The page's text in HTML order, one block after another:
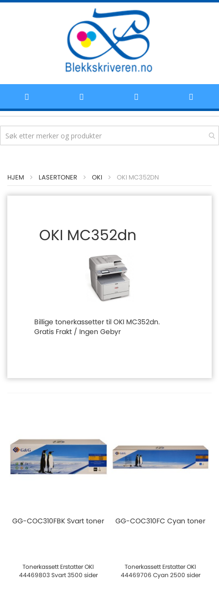
til
HJEM LASERTONER OKI OKI MC352DN
OKI MC352dn
Billige tonerkassetter til OKI MC352dn.
Gratis Frakt / Ingen Gebyr
GG-COC310FBK Svart toner
Tonerkassett Erstatter OKI
44469803 Svart 3500 sider
GG-COC310FC Cyan toner
Tonerkassett Erstatter OKI
44469706 Cyan 2500 sider